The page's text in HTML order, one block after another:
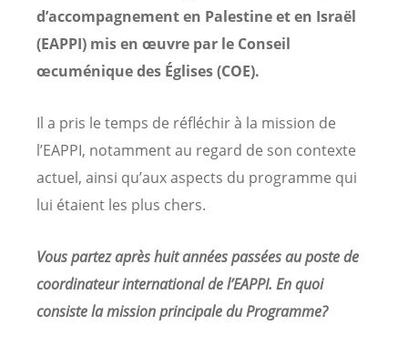
d’accompagnement en Palestine et en Israël
(EAPPI) mis en œuvre par le Conseil
œcuménique des Églises (COE).
Il a pris le temps de réfléchir à la mission de
l’EAPPI, notamment au regard de son contexte
actuel, ainsi qu’aux aspects du programme qui
lui étaient les plus chers.
Vous partez après huit années passées au poste de
coordinateur international de l’EAPPI. En quoi
consiste la mission principale du Programme?